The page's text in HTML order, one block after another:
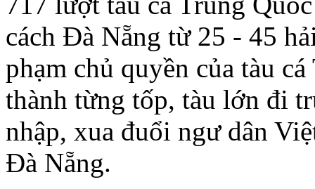
cách Đà Nẵng từ 25 - 45
phạm chủ quyền của tàu
thành từng tốp, tàu lớn đi
nhập, xua đuổi ngư dân
Đà Nẵng.